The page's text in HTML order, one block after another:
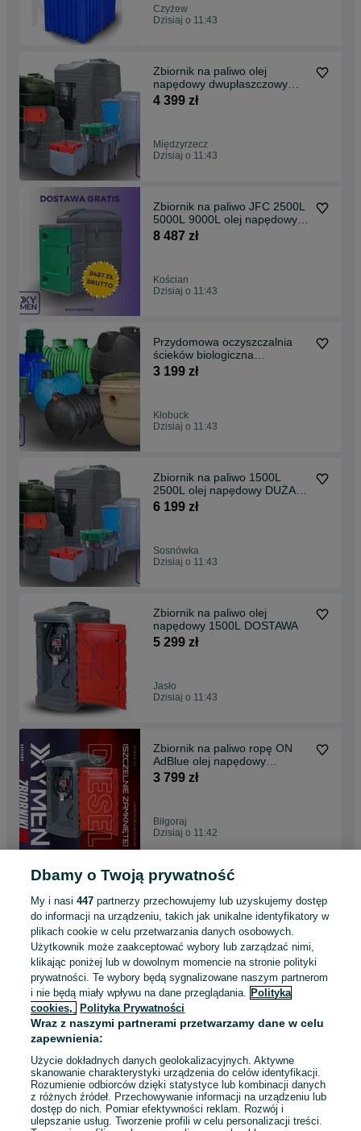
Czyżew
Dzisiaj o 11:43
Zbiornik na paliwo olej
napędowy dwupłaszczowy
diesel ON
4 399 zł
Międzyrzecz
Dzisiaj o 11:43
Zbiornik na paliwo JFC 2500L
5000L 9000L olej napędowy
DOSTAWA GRATIS
8 487 zł
Kościan
Dzisiaj o 11:43
Przydomowa oczyszczalnia
ścieków biologiczna
ekologiczna
3 199 zł
Kłobuck
Dzisiaj o 11:43
Zbiornik na paliwo 1500L
2500L olej napędowy DUŻA
SZAFA dostawa
6 199 zł
Sosnówka
Dzisiaj o 11:43
Zbiornik na paliwo olej
napędowy 1500L DOSTAWA
5 299 zł
Jasło
Dzisiaj o 11:43
Zbiornik na paliwo ropę ON
AdBlue olej napędowy
dwupłaszczowy DOSTAWA
3 799 zł
Biłgoraj
Dzisiaj o 11:42
Zbiornik na paliwo olej
napędowy 1000l 1350l 1500l
2500l 5000l 9000l
4 399 zł
Polska Cerekiew
Dzisiaj o 11:42
Zbiornik na paliwo ropę 1500L
2500L 5000L 9000L dostawa
Wojnicz
Dzisiaj o 11:42
Dbamy o Twoją prywatność
My i nasi447 partnerzy przechowujemy lub uzyskujemy dostęp
do informacji na urządzeniu, takich jak unikalne identyfikatory w
plikach cookie w celu przetwarzania danych osobowych.
Użytkownik może zaakceptować wybory lub zarządzać nimi,
klikając poniżej lub w dowolnym momencie na stronie polityki
prywatności. Te wybory będą sygnalizowane naszym partnerom
i nie będą miały wpływu na dane przeglądania. Polityka
cookies,
Polityka Prywatności
Wraz z naszymi partnerami przetwarzamy dane w celu
zapewnienia:
Użycie dokładnych danych geolokalizacyjnych. Aktywne
skanowanie charakterystyki urządzenia do celów identyfikacji.
Rozumienie odbiorców dzięki statystyce lub kombinacji danych
z różnych źródeł. Przechowywanie informacji na urządzeniu lub
dostęp do nich. Pomiar efektywności reklam. Rozwój i
ulepszanie usług. Tworzenie profili w celu personalizacji treści.